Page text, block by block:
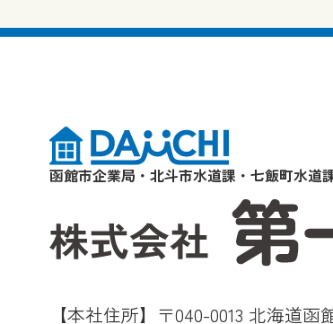
函館市企業局・北斗市水道課・七飯町水道
【本社住所】〒040-0013 北海道